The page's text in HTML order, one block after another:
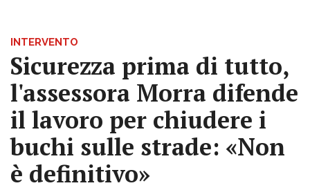
INTERVENTO
Sicurezza prima di tutto,
l'assessora Morra difende
il lavoro per chiudere i
buchi sulle strade: «Non
è definitivo»